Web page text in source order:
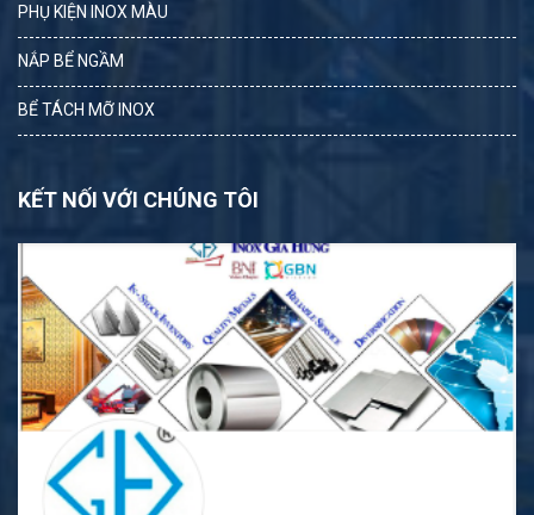
PHỤ KIỆN INOX MÀU
NẮP BỂ NGẦM
BỂ TÁCH MỠ INOX
KẾT NỐI VỚI CHÚNG TÔI